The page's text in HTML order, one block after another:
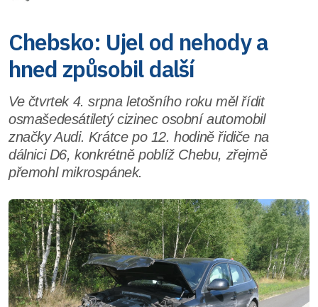
Chebsko: Ujel od nehody a
hned způsobil další
Ve čtvrtek 4. srpna letošního roku měl řídit
osmašedesátiletý cizinec osobní automobil
značky Audi. Krátce po 12. hodině řidiče na
dálnici D6, konkrétně poblíž Chebu, zřejmě
přemohl mikrospánek.